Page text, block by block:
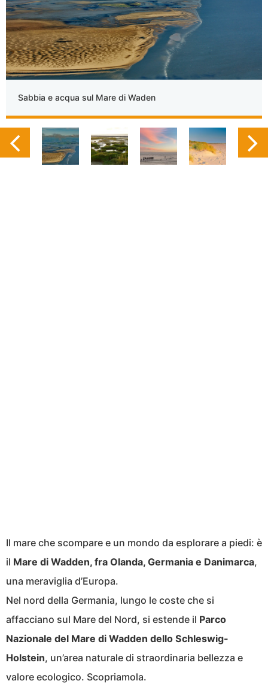
Sabbia e acqua sul Mare di Waden
Il mare che scompare e un mondo da esplorare a piedi: è
il Mare di Wadden, fra Olanda, Germania e Danimarca,
una meraviglia d’Europa.
Nel nord della Germania, lungo le coste che si
affacciano sul Mare del Nord, si estende il Parco
Nazionale del Mare di Wadden dello Schleswig-
Holstein, un’area naturale di straordinaria bellezza e
valore ecologico. Scopriamola.